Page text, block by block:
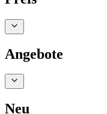
Angebote
Neu